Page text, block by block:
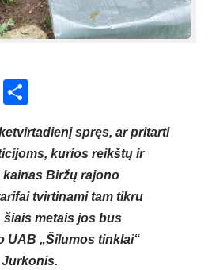
X
spręs, ar pritarti
kurios reikštų ir
Biržų rajono
tvirtinami tam tikru
metais jos bus
UAB „Šilumos tinklai“